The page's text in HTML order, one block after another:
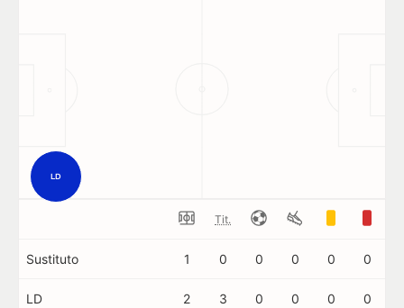
LD
Tit.
Sustituto 1 0 0 0 0 0
LD 2 3 0 0 0 0